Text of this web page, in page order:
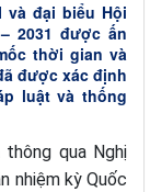
và đại biểu Hội
2031 được ấn
thời gian và
được xác định
luật và thống
qua Nghị
nhiệm kỳ Quốc